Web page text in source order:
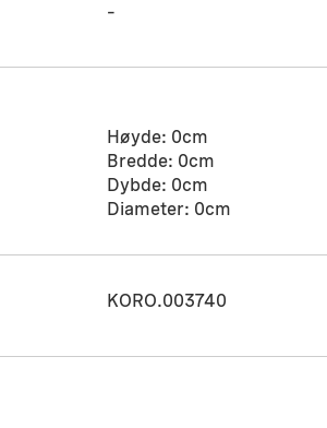
–
Høyde: 0cm
Bredde: 0cm
Dybde: 0cm
Diameter: 0cm
KORO.003740